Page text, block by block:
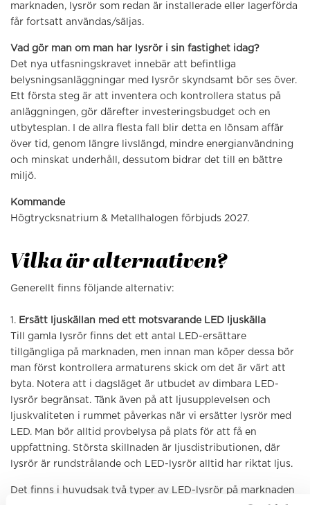
marknaden, lysrör som redan är installerade eller lagerförda
får fortsatt användas/säljas.
Vad gör man om man har lysrör i sin fastighet idag?
Det nya utfasningskravet innebär att befintliga
belysningsanläggningar med lysrör skyndsamt bör ses över.
Ett första steg är att inventera och kontrollera status på
anläggningen, gör därefter investeringsbudget och en
utbytesplan. I de allra flesta fall blir detta en lönsam affär
över tid, genom längre livslängd, mindre energianvändning
och minskat underhåll, dessutom bidrar det till en bättre
miljö.
Kommande
Högtrycksnatrium & Metallhalogen förbjuds 2027.
Vilka är alternativen?
Generellt finns följande alternativ:
1. Ersätt ljuskällan med ett motsvarande LED ljuskälla
Till gamla lysrör finns det ett antal LED-ersättare
tillgängliga på marknaden, men innan man köper dessa bör
man först kontrollera armaturens skick om det är värt att
byta. Notera att i dagsläget är utbudet av dimbara LED-
lysrör begränsat. Tänk även på att ljusupplevelsen och
ljuskvaliteten i rummet påverkas när vi ersätter lysrör med
LED. Man bör alltid provbelysa på plats för att få en
uppfattning. Största skillnaden är ljusdistributionen, där
lysrör är rundstrålande och LED-lysrör alltid har riktat ljus.
Det finns i huvudsak två typer av LED-lysrör på marknaden